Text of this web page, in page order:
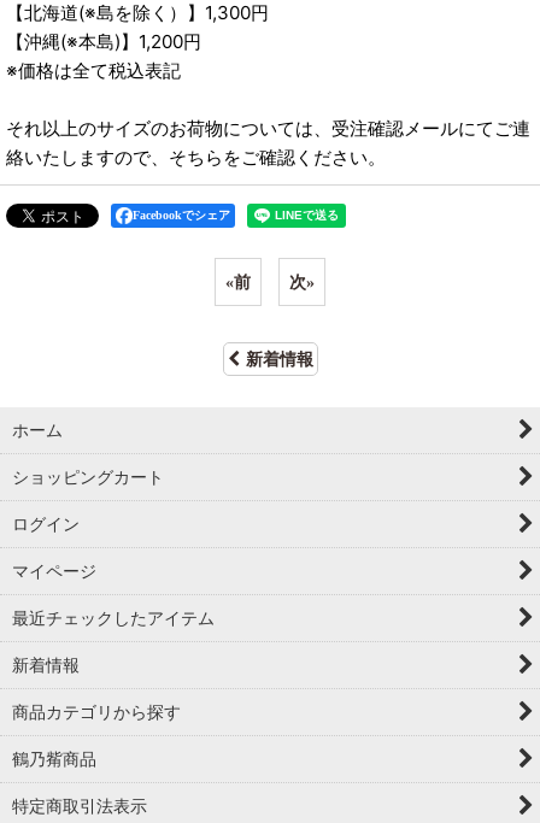
【北海道(※島を除く）】1,300円
【沖縄(※本島)】1,200円
※価格は全て税込表記
それ以上のサイズのお荷物については、受注確認メールにてご連
絡いたしますので、そちらをご確認ください。
Facebookでシェア
«前 次»
新着情報
ホーム
ショッピングカート
ログイン
マイページ
最近チェックしたアイテム
新着情報
商品カテゴリから探す
鶴乃觜商品
特定商取引法表示